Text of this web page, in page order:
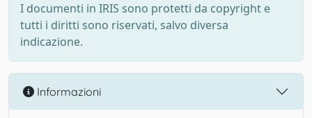
I documenti in IRIS sono protetti da copyright e
tutti i diritti sono riservati, salvo diversa
indicazione.
Informazioni